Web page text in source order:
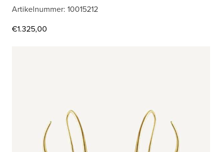
Artikelnummer: 10015212
€1.325,00